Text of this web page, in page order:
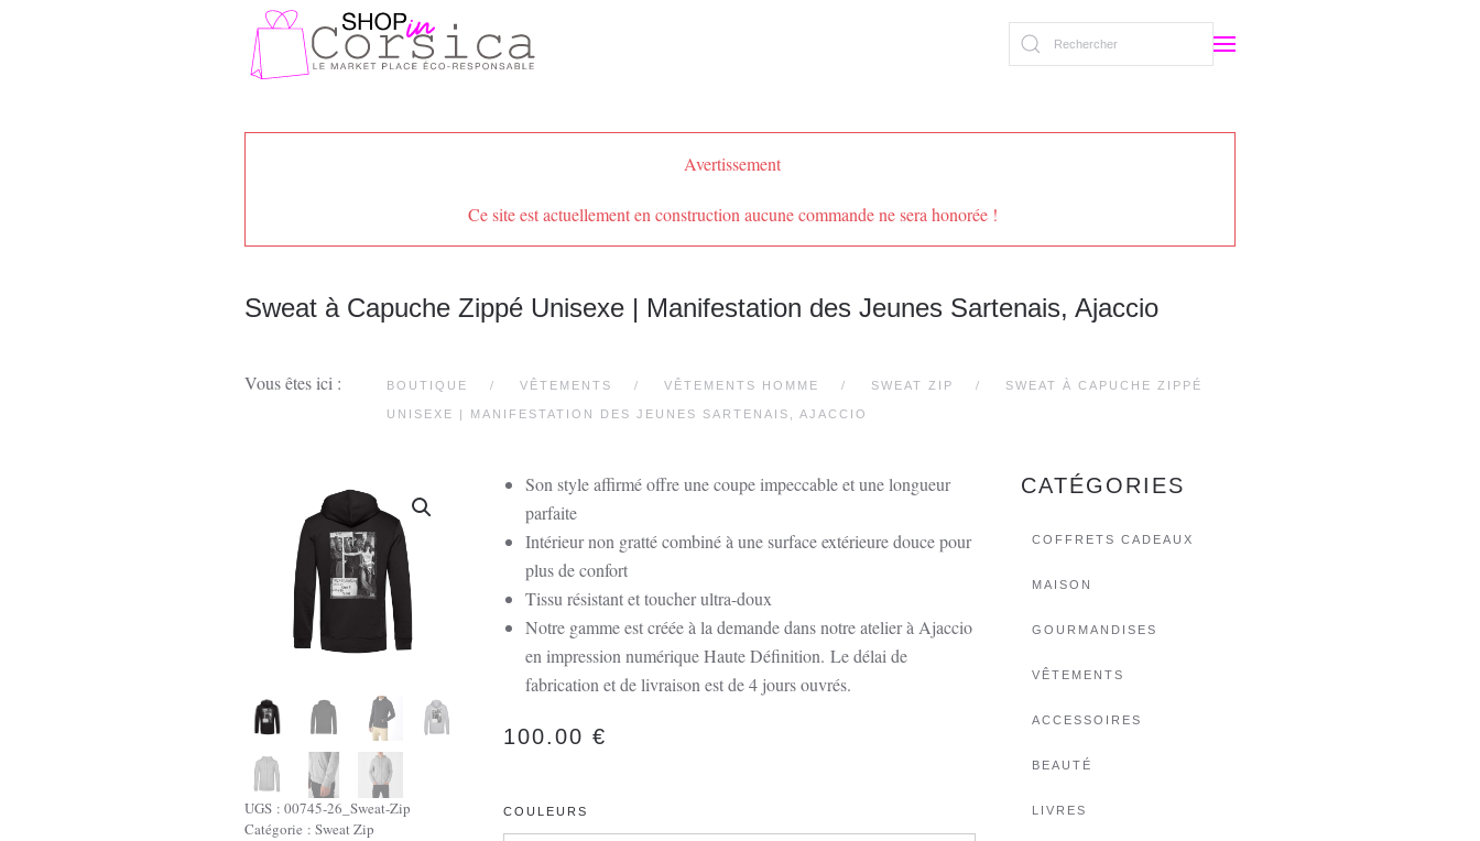
Avertissement
Ce site est actuellement en construction aucune commande ne sera honorée !
Sweat à Capuche Zippé Unisexe | Manifestation des Jeunes Sartenais, Ajaccio
Vous êtes ici : BOUTIQUE VÊTEMENTS VÊTEMENTS HOMME SWEAT ZIP SWEAT À CAPUCHE ZIPPÉ
UNISEXE | MANIFESTATION DES JEUNES SARTENAIS, AJACCIO
UGS : 00745-26_Sweat-Zip
Catégorie : Sweat Zip
Son style affirmé offre une coupe impeccable et une longueur
parfaite
Intérieur non gratté combiné à une surface extérieure douce pour
plus de confort
Tissu résistant et toucher ultra-doux
Notre gamme est créée à la demande dans notre atelier à Ajaccio
en impression numérique Haute Définition.Le délai de
fabrication et de livraison est de 4 jours ouvrés.
100.00€
COULEURS
CATÉGORIES
COFFRETS CADEAUX
MAISON
GOURMANDISES
VÊTEMENTS
ACCESSOIRES
BEAUTÉ
LIVRES